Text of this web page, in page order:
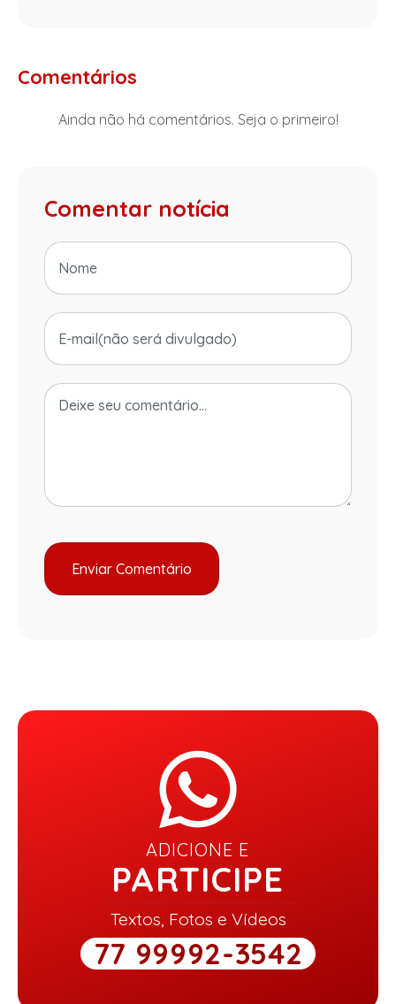
Comentários
Ainda não há comentários. Seja o primeiro!
Comentar notícia
ADICIONE E
PARTICIPE
Textos, Fotos e Vídeos
77 99992-3542